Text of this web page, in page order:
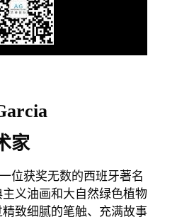
家
位获奖无数的西班牙著名
义油画和大自然绿色植物
致细腻的笔触、充满故事